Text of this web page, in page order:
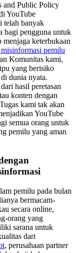
and Public Policy
YouTube
telah banyak
bagi pengguna untuk
keterbukaan
pemilu
Komunitas kami,
yang berisiko
dunia nyata.
hasil peretasan
konten dengan
kami tak akan
YouTube
semua orang untuk
pemilu yang aman
pemilu pada bulan
bermacam-
secara online,
orang yang
sarana untuk
dari
, perusahaan partner